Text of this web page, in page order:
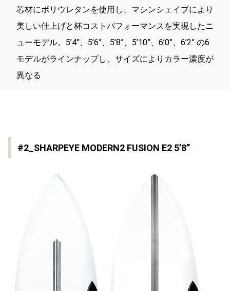
芯材にポリウレタンを使用し、マシンシェイプにより
美しい仕上げと杯コストパフォーマンスを実現したニ
ューモデル。5’4”、5’6”、5’8”、5’10”、6’0”、6’2” の6
モデルがラインナップし、サイズによりカラー濃度が
異なる
#2_SHARPEYE MODERN2 FUSION E2 5’8”